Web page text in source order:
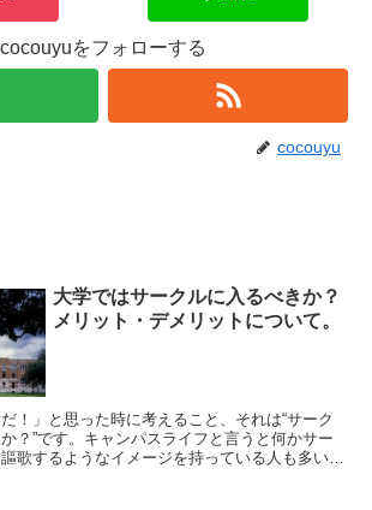
cocouyuをフォローする
cocouyu
大学ではサークルに入るべきか？
メリット・デメリットについて。
！」と思った時に考えること、それは“サーク
？”です。キャンパスライフと言うと何かサー
歌するようなイメージを持っている人も多いの